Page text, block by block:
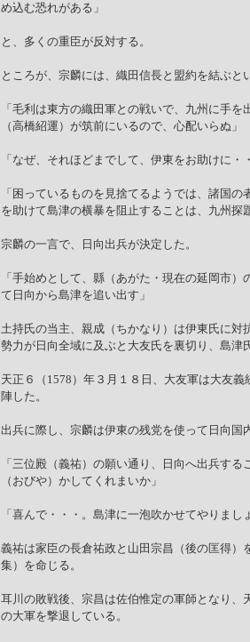
め込む恐れがある」
と、多くの重臣が反対する。
ところが、宗麟には、織田信長と盟約を結ぶと
「毛利は東方の織田軍との戦いで、九州に手
（高橋紹運）が筑前にいるので、心配いらぬ」
「なぜ、それほどまでして、伊東をお助けに・
「困っているものを見捨てるようでは、諸国
を助けて島津の横暴を阻止することは、九州探
宗麟の一言で、日向出兵が決定した。
「手始めとして、縣（あがた・現在の延岡市
て日向から島津を追い出す」
土持氏の当主、親成（ちかなり）は伊東氏に
勢力が日向全域に及ぶと大友氏を裏切り、島津
天正６（1578）年３月１８日、大友軍は大友
陣した。
出兵に際し、宗麟は伊東の残党を使って日向国
「三位殿（義祐）の願い通り、日向へ出兵す
（おびや）かしてくれまいか」
「喜んで・・・。島津に一泡吹かせてやりまし
義祐は家臣の長倉祐政と山田宗昌（後の匡得）
集）を命じる。
耳川の敗戦後、宗昌は佐伯惟定の軍師となり
の大軍を撃退している。